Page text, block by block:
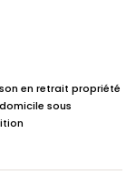
en retrait propriété
sous